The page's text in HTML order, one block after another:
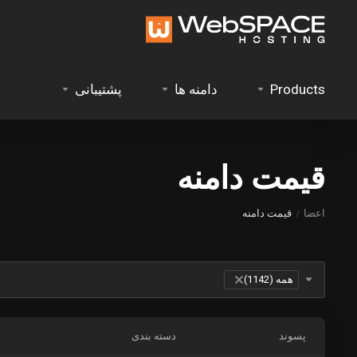
Products دامنه ها پشتیبانی
قیمت دامنه
اعضا قیمت دامنه
Table Filter
همه (1142) ×
پسوند دسته بندی